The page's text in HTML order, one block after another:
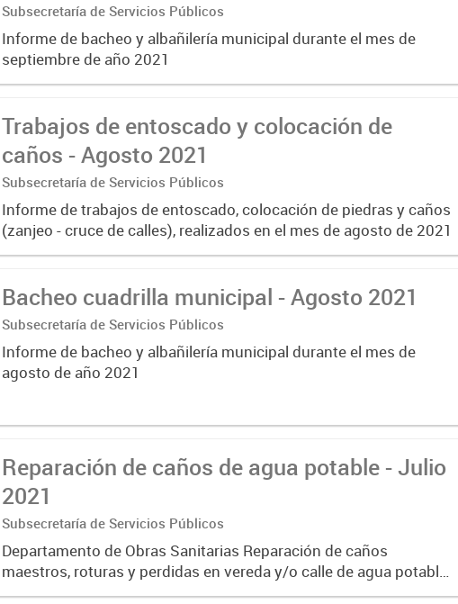
Subsecretaría de Servicios Públicos
Informe de bacheo y albañilería municipal durante el mes de
septiembre de año 2021
Trabajos de entoscado y colocación de
caños - Agosto 2021
Subsecretaría de Servicios Públicos
Informe de trabajos de entoscado, colocación de piedras y caños
(zanjeo - cruce de calles), realizados en el mes de agosto de 2021
Bacheo cuadrilla municipal - Agosto 2021
Subsecretaría de Servicios Públicos
Informe de bacheo y albañilería municipal durante el mes de
agosto de año 2021
Reparación de caños de agua potable - Julio
2021
Subsecretaría de Servicios Públicos
Departamento de Obras Sanitarias Reparación de caños
maestros, roturas y perdidas en vereda y/o calle de agua potable
julio 2021